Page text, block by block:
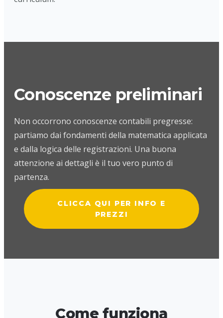
Conoscenze preliminari
Non occorrono conoscenze contabili pregresse:
partiamo dai fondamenti della matematica applicata
e dalla logica delle registrazioni. Una buona
attenzione ai dettagli è il tuo vero punto di
partenza.
CLICCA QUI PER INFO E
PREZZI
Come funziona